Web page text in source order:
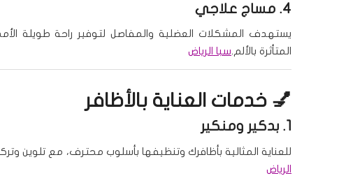
4. مساج علاجي
يستهدف المشكلات العضلية والمفاصل لتوفير راحة طويلة
المتأثرة بالألم.سبا الرياض
💅 خدمات العناية بالأظافر
1. بدكير ومنكير
للعناية المثالية بأظافرك وتنظيفها بأسلوب محترف، مع تلوين
الرياض